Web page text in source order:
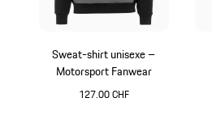
Sweat-shirt unisexe –
Motorsport Fanwear
127.00 CHF